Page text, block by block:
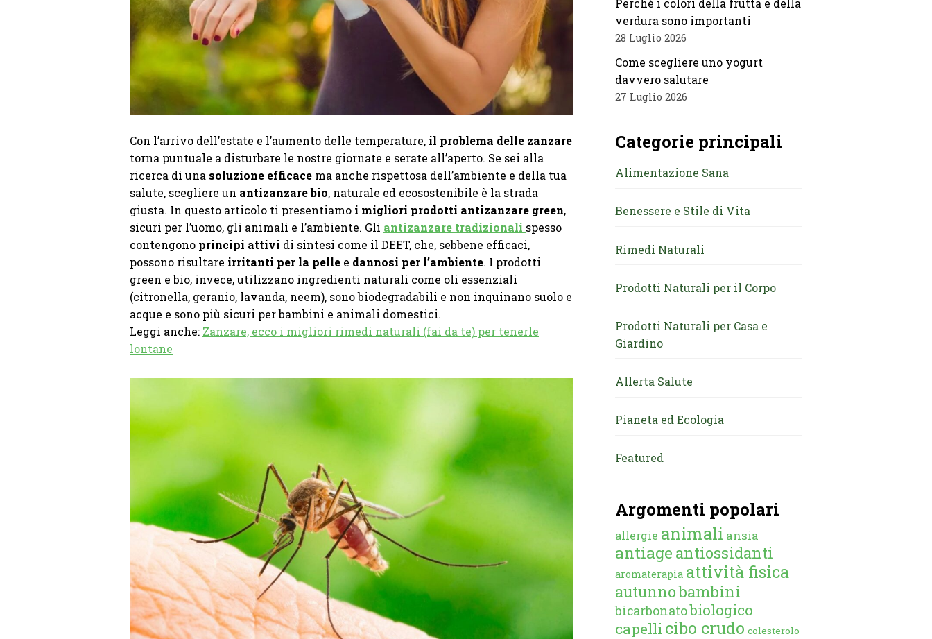
Con l’arrivo dell’estate e l’aumento delle temperature, il problema delle zanzare
torna puntuale a disturbare le nostre giornate e serate all’aperto. Se sei alla
ricerca di una soluzione efficace ma anche rispettosa dell’ambiente e della tua
salute, scegliere un antizanzare bio, naturale ed ecosostenibile è la strada
giusta. In questo articolo ti presentiamo i migliori prodotti antizanzare green,
sicuri per l’uomo, gli animali e l’ambiente. Gli antizanzare tradizionali spesso
contengono principi attivi di sintesi come il DEET, che, sebbene efficaci,
possono risultare irritanti per la pelle e dannosi per l’ambiente. I prodotti
green e bio, invece, utilizzano ingredienti naturali come oli essenziali
(citronella, geranio, lavanda, neem), sono biodegradabili e non inquinano suolo e
acque e sono più sicuri per bambini e animali domestici.
Leggi anche: Zanzare, ecco i migliori rimedi naturali (fai da te) per tenerle
lontane
verdura sono importanti
28 Luglio 2026
Come scegliere uno yogurt
davvero salutare
27 Luglio 2026
Categorie principali
Alimentazione Sana
Benessere e Stile di Vita
Rimedi Naturali
Prodotti Naturali per il Corpo
Prodotti Naturali per Casa e
Giardino
Allerta Salute
Pianeta ed Ecologia
Featured
Argomenti popolari
allergie animali ansia
antiage antiossidanti
aromaterapia attività fisica
autunnobambini
bicarbonatobiologico
capelli cibo crudo colesterolo